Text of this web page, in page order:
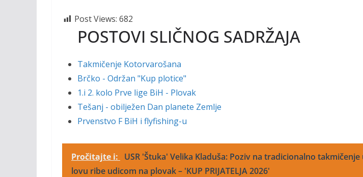
Post Views: 682
POSTOVI SLIČNOG SADRŽAJA
Takmičenje Kotorvarošana
Brčko - Održan "Kup plotice"
1.i 2. kolo Prve lige BiH - Plovak
Tešanj - obilježen Dan planete Zemlje
Prvenstvo F BiH i flyfishing-u
Pročitajte i:
USR 'Štuka' Velika Kladuša: Poziv na tradicionalno takmičenje
lovu ribe udicom na plovak – 'KUP PRIJATELJA 2026'